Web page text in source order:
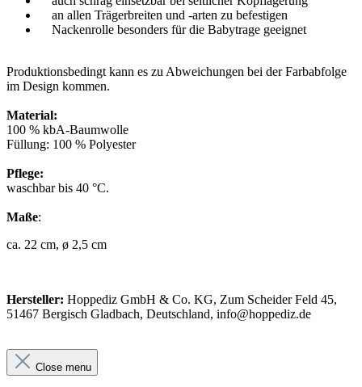
an allen Trägerbreiten und -arten zu befestigen
Nackenrolle besonders für die Babytrage geeignet
Produktionsbedingt kann es zu Abweichungen bei der Farbabfolge
im Design kommen.
Material:
100 % kbA-Baumwolle
Füllung: 100 % Polyester
Pflege:
waschbar bis 40 °C.
Maße:
ca. 22 cm, ø 2,5 cm
Hersteller: Hoppediz GmbH & Co. KG, Zum Scheider Feld 45,
51467 Bergisch Gladbach, Deutschland, info@hoppediz.de
Close menu